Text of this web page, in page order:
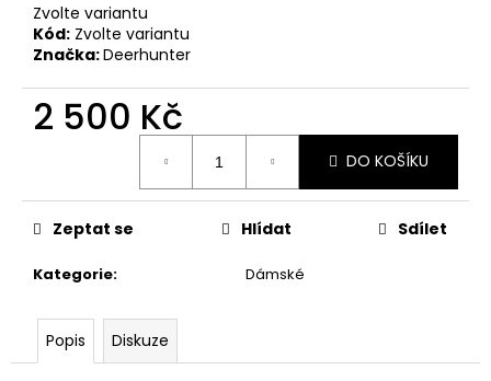
Zvolte variantu
Kód: Zvolte variantu
Značka:Deerhunter
2 500 Kč
DO KOŠÍKU
Kategorie: Dámské
Zeptat se Hlídat Sdílet
Popis Diskuze
u
e
m
MAUSER